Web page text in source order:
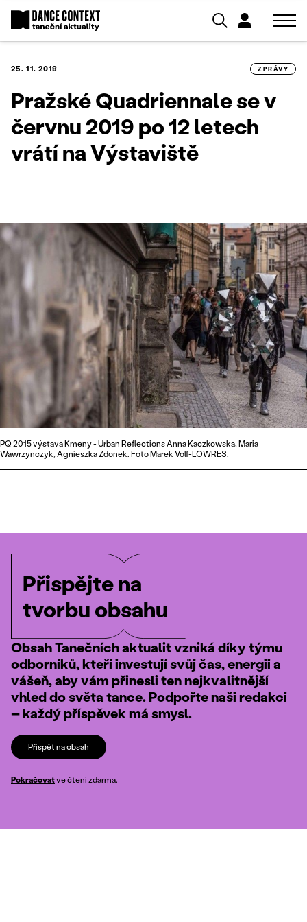
25. 11. 2018 ZPRÁVY
Pražské Quadriennale se v
červnu 2019 po 12 letech
vrátí na Výstaviště
PQ 2015 výstava Kmeny - Urban Reflections Anna Kaczkowska, Maria
Wawrzynczyk, Agnieszka Zdonek. Foto Marek Volf-LOWRES.
Přispějte na
tvorbu obsahu
Obsah Tanečních aktualit vzniká díky týmu
odborníků, kteří investují svůj čas, energii a
vášeň, aby vám přinesli ten nejkvalitnější
vhled do světa tance. Podpořte naši redakci
– každý příspěvek má smysl.
Přispět na obsah
Pokračovatve čtení zdarma.